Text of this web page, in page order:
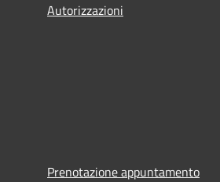
Autorizzazioni
Prenotazione appuntamento